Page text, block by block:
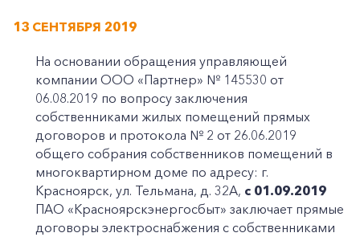
13 СЕНТЯБРЯ 2019
На основании обращения управляющей
компании ООО «Партнер» № 145530 от
06.08.2019 по вопросу заключения
собственниками жилых помещений прямых
договоров и протокола № 2 от 26.06.2019
общего собрания собственников помещений в
многоквартирном доме по адресу: г.
Красноярск, ул. Тельмана, д. 32А, с 01.09.2019
ПАО «Красноярскэнергосбыт» заключает прямые
договоры электроснабжения с собственниками